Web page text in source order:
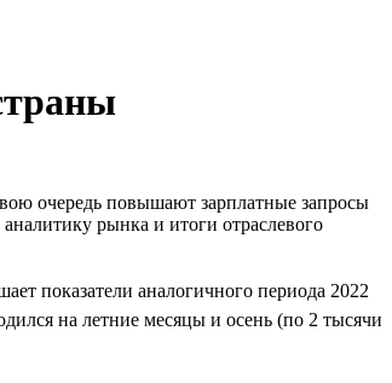
очередь повышают зарплатные запросы
рынка и итоги отраслевого
показатели аналогичного периода 2022
на летние месяцы и осень (по 2 тысячи